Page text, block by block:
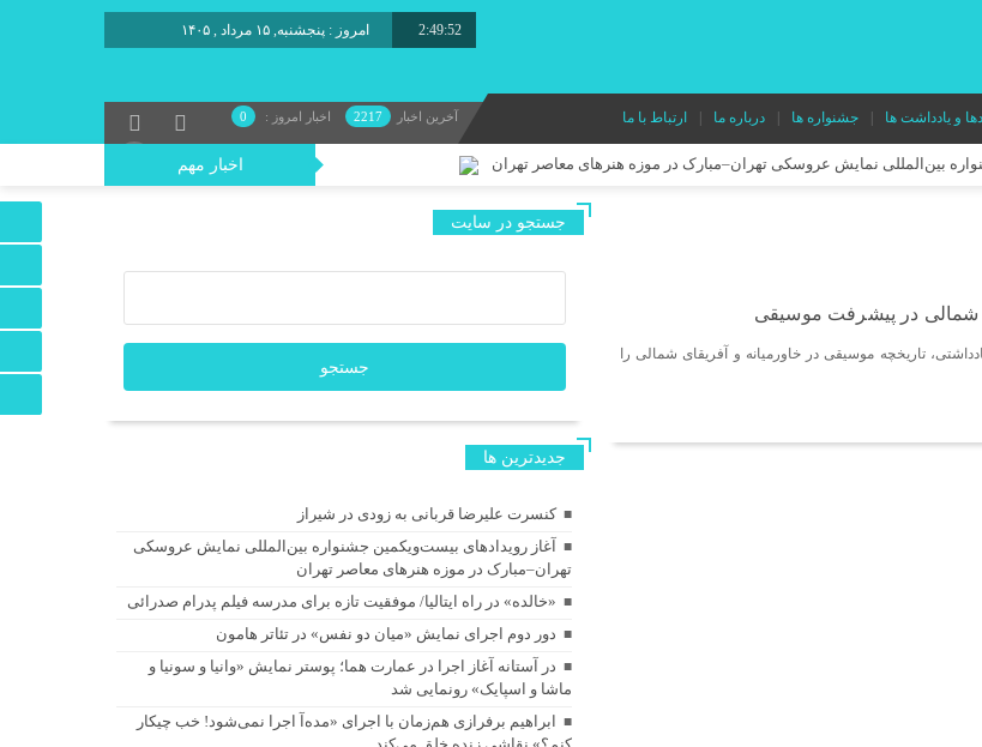
2:49:53 امروز : پنجشنبه, ۱۵ مرداد , ۱۴۰۵
و یادداشت ها جشنواره ها درباره ما ارتباط با ما آخرین اخبار 2217 اخبار امروز : 0
اخبار مهم بین‌المللی نمایش عروسکی تهران–مبارک در موزه هنرهای معاصر تهران
شد
خلق می‌کند.
مخاطب کودک و نوجوان «بزم پادشاه پروانه» روی صحنه می‌رود/ یک اجرای دیجیتال
در جشنواره‌های بین‌المللی؛ پوستر فیلم کوتاه «قایم با شَک» منتشر شد
اسپانیا شد مستند کوتاه «خواژن» در جشنواره بین‌المللی RIFE بلغارستان اکران شد
شمالی در پیشرفت موسیقی
تاریخچه موسیقی در خاورمیانه و آفریقای شمالی را
جستجو در سایت
جديدترين ها
کنسرت علیرضا قربانی به زودی در شیراز
آغاز رویدادهای بیست‌ویکمین جشنواره بین‌المللی نمایش عروسکی
تهران–مبارک در موزه هنرهای معاصر تهران
«خالده» در راه ایتالیا/ موفقیت تازه برای مدرسه فیلم پدرام صدرائی
دور دوم اجرای نمایش «میان دو نفس» در تئاتر هامون
در آستانه آغاز اجرا در عمارت هما؛ پوستر نمایش «وانیا و سونیا و
ماشا و اسپایک» رونمایی شد
ابراهیم برفرازی هم‌زمان با اجرای «مده‌آ اجرا نمی‌شود! خب چیکار